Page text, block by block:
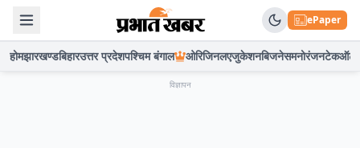
ePaper
होमझारखण्डबिहारउत्तर प्रदेशपश्चिम बंगाल ओरिजिनलएजुकेशनबिजनेसमनोरंजनटेकऑटो
विज्ञापन